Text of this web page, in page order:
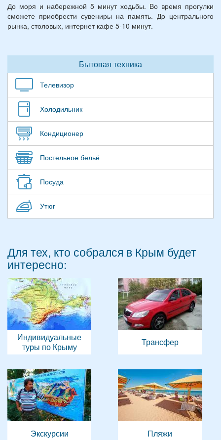
До моря и набережной 5 минут ходьбы. Во время прогулки
сможете приобрести сувениры на память. До центрального
рынка, столовых, интернет кафе 5-10 минут.
Бытовая техника
Телевизор
Холодильник
Кондиционер
Постельное бельё
Посуда
Утюг
Для тех, кто собрался в Крым будет
интересно:
Индивидуальные
туры по Крыму
Трансфер
Экскурсии Пляжи